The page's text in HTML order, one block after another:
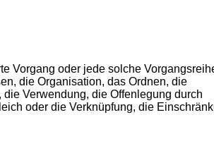
Vorgang oder jede solche
die Organisation, das Ordnen, die
Verwendung, die Offenlegung durch
oder die Verknüpfung, die